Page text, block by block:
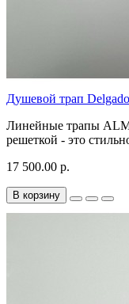
Душевой трап
Линейные трапы
решеткой - это
17 500.00 р.
В корзину